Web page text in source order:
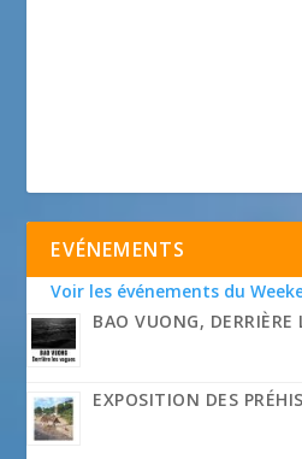
EVÉNEMENTS
Voir les événements du
BAO VUONG, DERRIÈRE
EXPOSITION DES